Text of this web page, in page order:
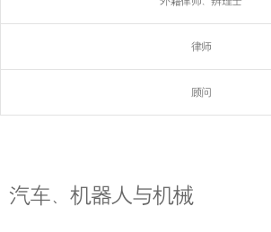
律师
顾问
汽车、机器人与机械